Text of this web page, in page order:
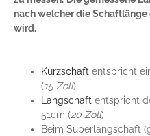
nach welcher die
wird.
Kurzschaft entspricht
(15 Zoll)
Langschaft entspricht
51cm (20 Zoll)
Beim Superlangschaft